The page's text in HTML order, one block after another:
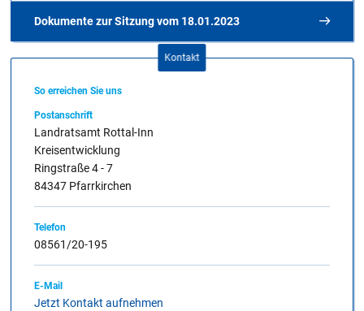
Dokumente zur Sitzung vom 18.01.2023
Kontakt
So erreichen Sie uns
Postanschrift
Landratsamt Rottal-Inn
Kreisentwicklung
Ringstraße 4 - 7
84347 Pfarrkirchen
Telefon
08561/20-195
E-Mail
Jetzt Kontakt aufnehmen